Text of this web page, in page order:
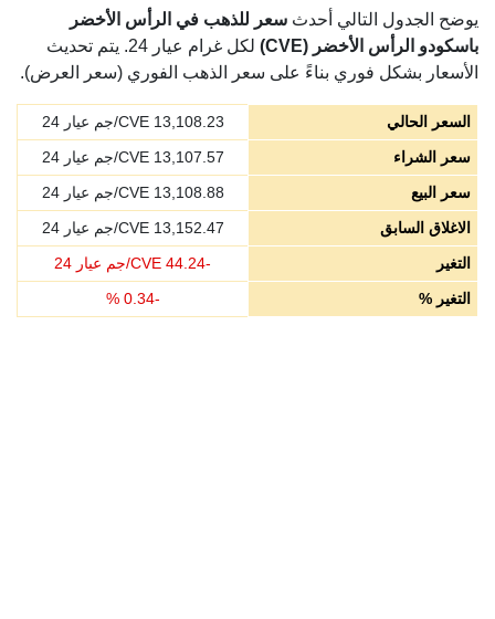
يوضح الجدول التالي أحدث سعر للذهب في الرأس الأخضر
باسكودو الرأس الأخضر (CVE)
لكل غرام عيار 24. يتم تحديث
الأسعار بشكل فوري بناءً على سعر الذهب الفوري (سعر العرض).
السعر الحالي 13,108.23 CVE/جم عيار 24
سعر الشراء
13,107.57 CVE/جم عيار 24
سعر البيع
13,108.88 CVE/جم عيار 24
الاغلاق السابق
13,152.47 CVE/جم عيار 24
التغير
-
44.24
التغير %
-
0.34
%